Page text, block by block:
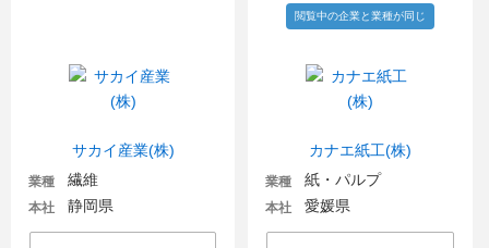
サカイ産業(株)
業種 繊維
本社 静岡県
カナエ紙工(株)
閲覧中の企業と業種が同じ
業種 紙・パルプ
本社 愛媛県